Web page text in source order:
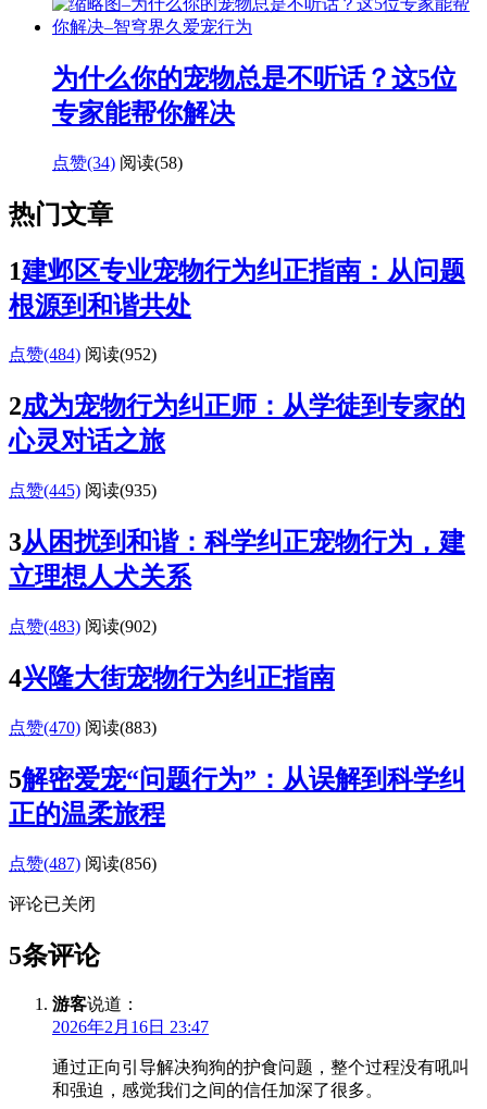
为什么你的宠物总是不听话？这5位
专家能帮你解决
点赞(34) 阅读(58)
热门文章
1建邺区专业宠物行为纠正指南：从问题
根源到和谐共处
点赞(484) 阅读(952)
2成为宠物行为纠正师：从学徒到专家的
心灵对话之旅
点赞(445) 阅读(935)
3从困扰到和谐：科学纠正宠物行为，建
立理想人犬关系
点赞(483) 阅读(902)
4兴隆大街宠物行为纠正指南
点赞(470) 阅读(883)
5解密爱宠“问题行为”：从误解到科学纠
正的温柔旅程
点赞(487) 阅读(856)
评论已关闭
5条评论
游客说道：
2026年2月16日 23:47
通过正向引导解决狗狗的护食问题，整个过程没有吼叫
和强迫，感觉我们之间的信任加深了很多。